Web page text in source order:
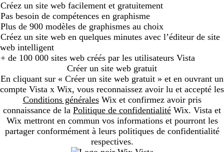
Créez un site web facilement et gratuitement
Pas besoin de compétences en graphisme
Plus de 900 modèles de graphismes au choix
Créez un site web en quelques minutes avec l’éditeur de site
web intelligent
+ de 100 000 sites web créés par les utilisateurs Vista
Créer un site web gratuit
En cliquant sur « Créer un site web gratuit » et en ouvrant un
compte Vista x Wix, vous reconnaissez avoir lu et accepté les
Conditions généralesWix et confirmez avoir pris
connaissance de la Politique de confidentialité Wix. Vista et
Wix mettront en commun vos informations et pourront les
partager conformément à leurs politiques de confidentialité
respectives.